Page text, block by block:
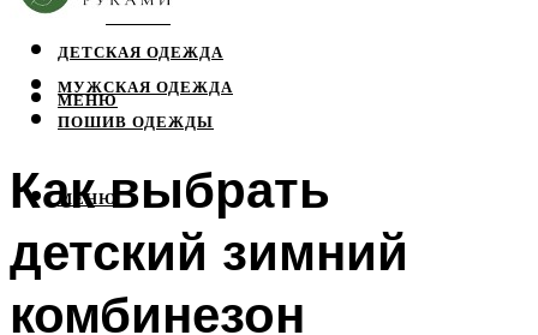
ДЕТСКАЯ ОДЕЖДА
МУЖСКАЯ ОДЕЖДА
ПОШИВ ОДЕЖДЫ
МЕНЮ
МЕНЮ
Как выбрать
детский зимний
комбинезон